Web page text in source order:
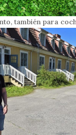
también para